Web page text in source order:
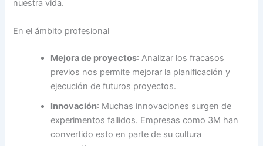
nuestra vida.
En el ámbito profesional
Mejora de proyectos: Analizar los fracasos
previos nos permite mejorar la planificación y
ejecución de futuros proyectos.
Innovación: Muchas innovaciones surgen de
experimentos fallidos. Empresas como 3M han
convertido esto en parte de su cultura